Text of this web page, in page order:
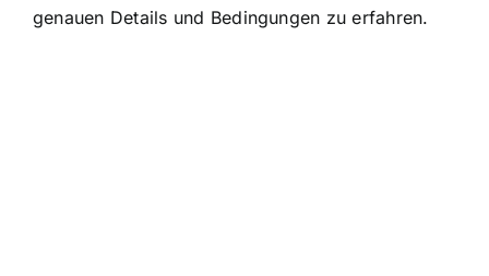
genauen Details und Bedingungen zu erfahren.